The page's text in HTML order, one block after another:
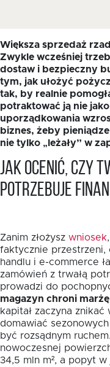
Większa sprzedaż
Zwykle wcześniej
dostaw i bezpieczny
tym, jak ułożyć
tak, by realnie
potraktować ją nie
uporządkowania
biznes, żeby
nie tylko „leżały” w
Jak ocenić, czy
potrzebuje
Zanim złożysz wniosek
faktycznie przestrzeni,
handlu i e-commerce
zamówień z trwałą
prowadzi do
magazyn chroni
kapitał zaczyna
domawiać
być rozsądnym
nowoczesnej
34,5 mln m², a popyt w